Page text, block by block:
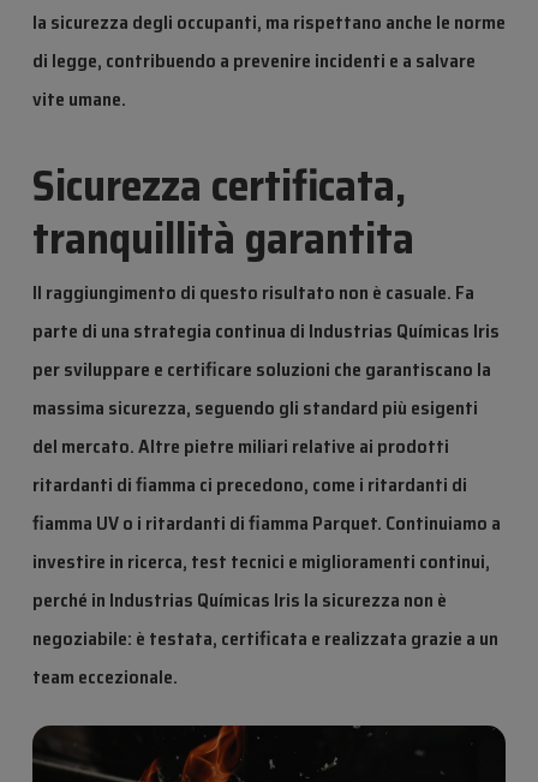
la sicurezza degli occupanti, ma rispettano anche le norme
di legge, contribuendo a prevenire incidenti e a salvare
vite umane.
Sicurezza certificata,
tranquillità garantita
Il raggiungimento di questo risultato non è casuale. Fa
parte di una strategia continua di Industrias Químicas Iris
per sviluppare e certificare soluzioni che garantiscano la
massima sicurezza, seguendo gli standard più esigenti
del mercato. Altre pietre miliari relative ai prodotti
ritardanti di fiamma ci precedono, come i ritardanti di
fiamma UV o i ritardanti di fiamma Parquet. Continuiamo a
investire in ricerca, test tecnici e miglioramenti continui,
perché in Industrias Químicas Iris la sicurezza non è
negoziabile: è testata, certificata e realizzata grazie a un
team eccezionale.